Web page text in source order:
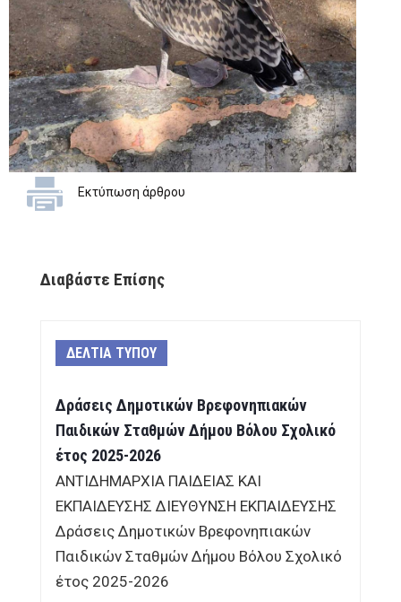
Εκτύπωση άρθρου
Διαβάστε Επίσης
ΔΕΛΤΙΑ ΤΥΠΟΥ
Δράσεις Δημοτικών Βρεφονηπιακών
Παιδικών Σταθμών Δήμου Βόλου Σχολικό
έτος 2025-2026
ΑΝΤΙΔΗΜΑΡΧΙΑ ΠΑΙΔΕΙΑΣ ΚΑΙ
ΕΚΠΑΙΔΕΥΣΗΣ ΔΙΕΥΘΥΝΣΗ ΕΚΠΑΙΔΕΥΣΗΣ
Δράσεις Δημοτικών Βρεφονηπιακών
Παιδικών Σταθμών Δήμου Βόλου Σχολικό
έτος 2025-2026